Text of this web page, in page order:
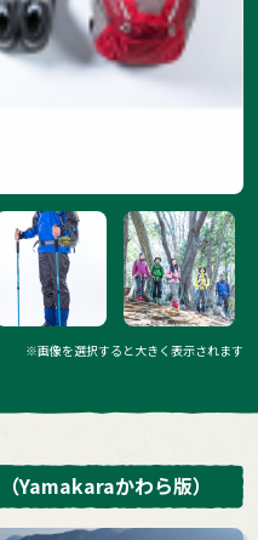
※画像を選択すると大きく表示されます
（Yamakaraかわら版）